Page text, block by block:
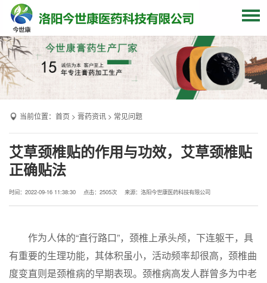
网站首页
关于我们
贴牌加工
膏药资讯
当前位置： 首页 > 膏药资讯 > 常见问题
艾草颈椎贴的作用与功效，艾草颈椎贴
正确贴法
时间：2022-09-16 11:38:30 点击： 2505次 来源：洛阳今世康医药科技有限公司
作为人体的“直行路口”，颈椎上承头颅，下连躯干，具
有重要的生理功能，其体积虽小，活动频率却很高，颈椎曲
度变直则是颈椎病的早期表现。颈椎病高发人群曾多为中老